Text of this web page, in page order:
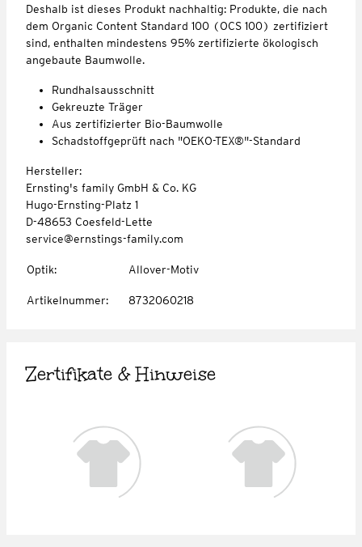
Deshalb ist dieses Produkt nachhaltig: Produkte, die nach
dem Organic Content Standard 100 (OCS 100) zertifiziert
sind, enthalten mindestens 95% zertifizierte ökologisch
angebaute Baumwolle.
Rundhalsausschnitt
Gekreuzte Träger
Aus zertifizierter Bio-Baumwolle
Schadstoffgeprüft nach "OEKO-TEX®"-Standard
Hersteller:
Ernsting's family GmbH & Co. KG
Hugo-Ernsting-Platz 1
D-48653 Coesfeld-Lette
service@ernstings-family.com
Optik: Allover-Motiv
Artikelnummer: 8732060218
Zertifikate & Hinweise